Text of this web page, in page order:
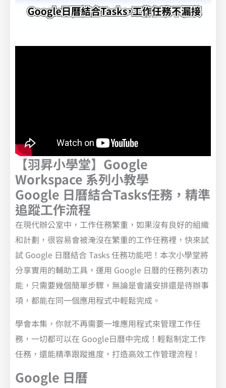
【羽昇小學堂】Google
Workspace 系列小教學
Google 日曆結合Tasks任務，精準
追蹤工作流程
在現代辦公室中，工作任務繁重，如果沒有良好的組織
和計劃，很容易會被淹沒在繁重的工作任務裡，快來試
試 Google 日曆結合 Tasks 任務功能吧！本次小學堂將
分享實用的輔助工具，運用 Google 日曆的任務列表功
能，只需要幾個簡單步驟，無論是會議安排還是待辦事
項，都能在同一個應用程式中輕鬆完成。
學會本集，你就不再需要一堆應用程式來管理工作任
務，一切都可以在 Google日曆中完成！輕鬆制定工作
任務，還能精準跟蹤進度，打造高效工作管理流程 !
Google 日曆